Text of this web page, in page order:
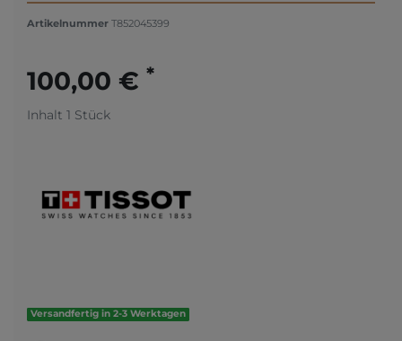
Artikelnummer T852045399
100,00 € *
Inhalt 1 Stück
Versandfertig in 2-3 Werktagen